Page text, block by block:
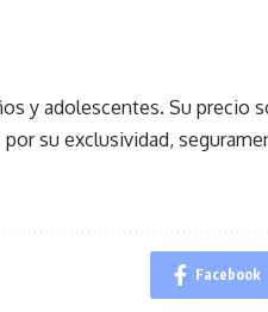
y adolescentes. Su precio
su exclusividad,
Facebook